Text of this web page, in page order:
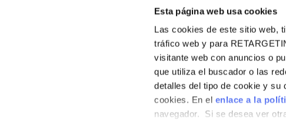
Esta página web usa cookies
Las cookies de este sitio web,
tráfico web y para
visitante web con anuncios o
que utiliza el buscador o las
detalles del tipo de cookie y su
cookies. En el enlace a la
navegador. Si se desea ver